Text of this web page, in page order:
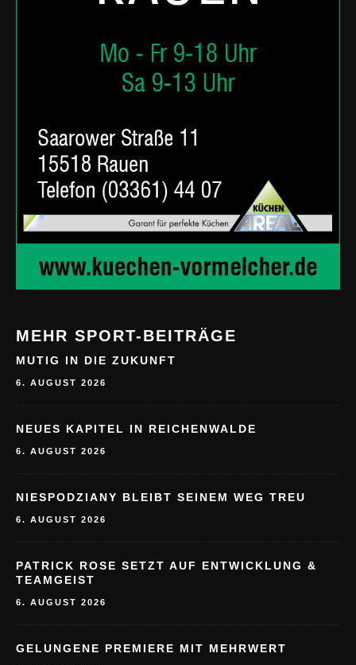
MEHR SPORT-BEITRÄGE
MUTIG IN DIE ZUKUNFT
6. AUGUST 2026
NEUES KAPITEL IN REICHENWALDE
6. AUGUST 2026
NIESPODZIANY BLEIBT SEINEM WEG TREU
6. AUGUST 2026
PATRICK ROSE SETZT AUF ENTWICKLUNG &
TEAMGEIST
6. AUGUST 2026
GELUNGENE PREMIERE MIT MEHRWERT